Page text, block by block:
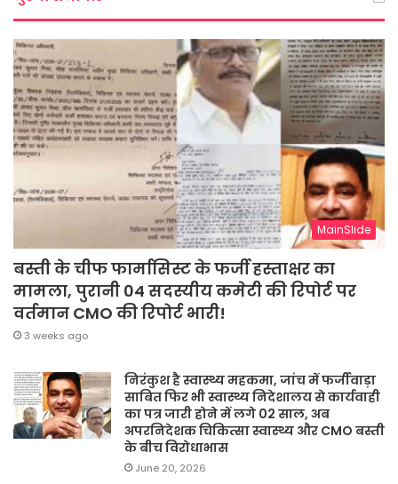
MainSlide
बस्ती के चीफ फार्मासिस्ट के फर्जी हस्ताक्षर का
मामला, पुरानी 04 सदस्यीय कमेटी की रिपोर्ट पर
वर्तमान CMO की रिपोर्ट भारी!
3 weeks ago
निरंकुश है स्वास्थ्य महकमा, जांच में फर्जीवाड़ा
साबित फिर भी स्वास्थ्य निदेशालय से कार्यवाही
का पत्र जारी होने में लगे 02 साल, अब
अपरनिदेशक चिकित्सा स्वास्थ्य और CMO बस्ती
के बीच विरोधाभास
June 20, 2026